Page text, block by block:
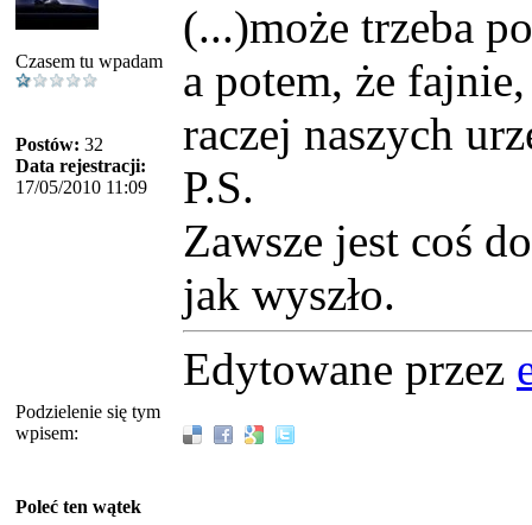
Czasem tu wpadam
Postów: 32
Data rejestracji:
17/05/2010 11:09
(...)może trzeba
a potem, że
raczej naszych
P.S.
Zawsze jest coś
jak wyszło.
Edytowane przez
Podzielenie się tym
wpisem:
Poleć ten wątek